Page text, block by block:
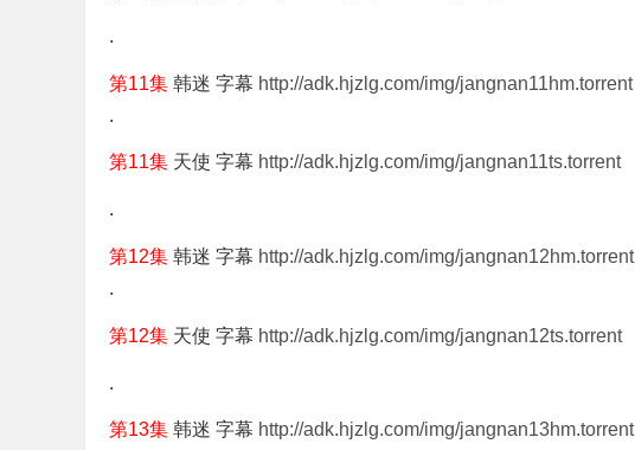
.
第11集 韩迷 字幕 http://adk.hjzlg.com/img/jangnan11hm.torrent
.
第11集 天使 字幕 http://adk.hjzlg.com/img/jangnan11ts.torrent
.
第12集 韩迷 字幕 http://adk.hjzlg.com/img/jangnan12hm.torrent
.
第12集 天使 字幕 http://adk.hjzlg.com/img/jangnan12ts.torrent
.
第13集 韩迷 字幕 http://adk.hjzlg.com/img/jangnan13hm.torrent